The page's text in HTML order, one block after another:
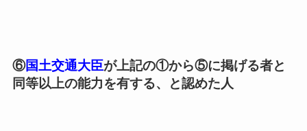
⑥国土交通大臣が上記の①から⑤に掲げる者と
同等以上の能力を有する、と認めた人